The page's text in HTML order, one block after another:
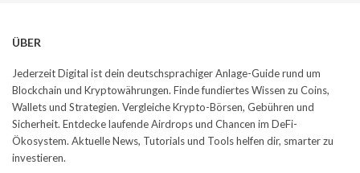
ÜBER
Jederzeit Digital ist dein deutschsprachiger Anlage-Guide rund um
Blockchain und Kryptowährungen. Finde fundiertes Wissen zu Coins,
Wallets und Strategien. Vergleiche Krypto-Börsen, Gebühren und
Sicherheit. Entdecke laufende Airdrops und Chancen im DeFi-
Ökosystem. Aktuelle News, Tutorials und Tools helfen dir, smarter zu
investieren.